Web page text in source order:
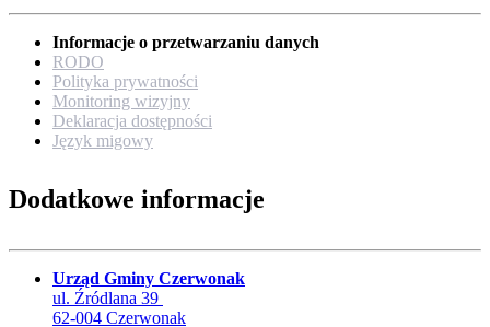
Informacje o przetwarzaniu danych
RODO
Polityka prywatności
Monitoring wizyjny
Deklaracja dostępności
Język migowy
Dodatkowe informacje
Urząd Gminy Czerwonak
ul. Źródlana 39
62-004 Czerwonak